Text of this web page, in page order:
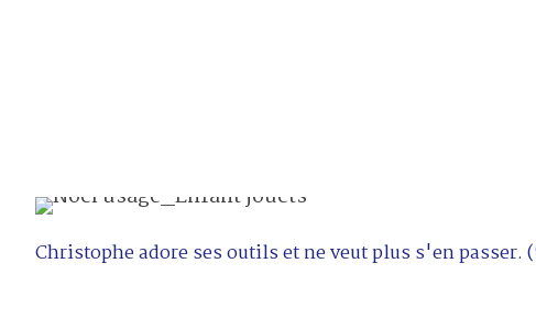
Christophe adore ses outils et ne veut plus s'en